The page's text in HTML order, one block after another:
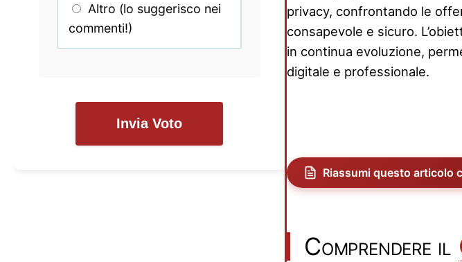
Altro (lo suggerisco nei
commenti!)
Invia Voto
privacy, confrontando le
consapevole e sicuro.
in continua evoluzione,
digitale e professionale.
Riassumi questo articolo
Comprendere il